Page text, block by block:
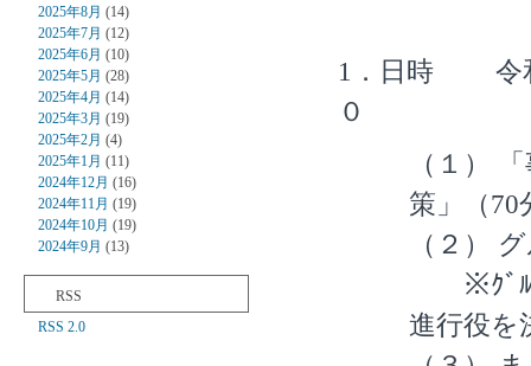
2025年8月 (14)
2025年7月 (12)
2025年6月 (10)
2025年5月 (28)
2025年4月 (14)
2025年3月 (19)
2025年2月 (4)
2025年1月 (11)
2024年12月 (16)
2024年11月 (19)
2024年10月 (19)
2024年9月 (13)
RSS
RSS 2.0
1．日時 令
０
（１）
策」（70
（２）
※ｸﾞﾙｰﾌ
進行役を